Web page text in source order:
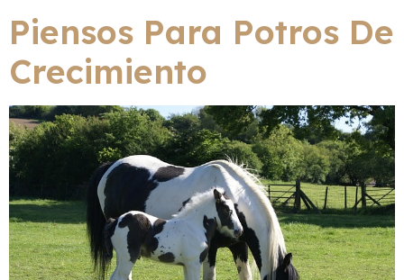
Piensos Para Potros De
Crecimiento